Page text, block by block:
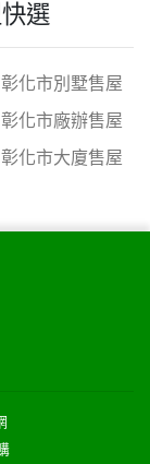
選
彰化市別墅售屋
彰化市廠辦售屋
彰化市大廈售屋